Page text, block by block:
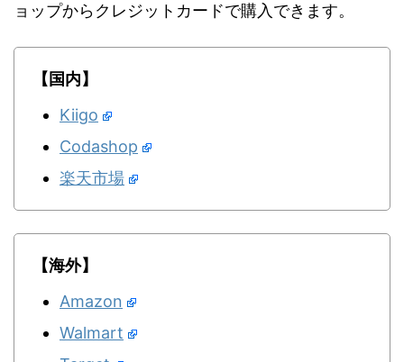
ョップからクレジットカードで購入できます。
【国内】
Kiigo
Codashop
楽天市場
【海外】
Amazon
Walmart